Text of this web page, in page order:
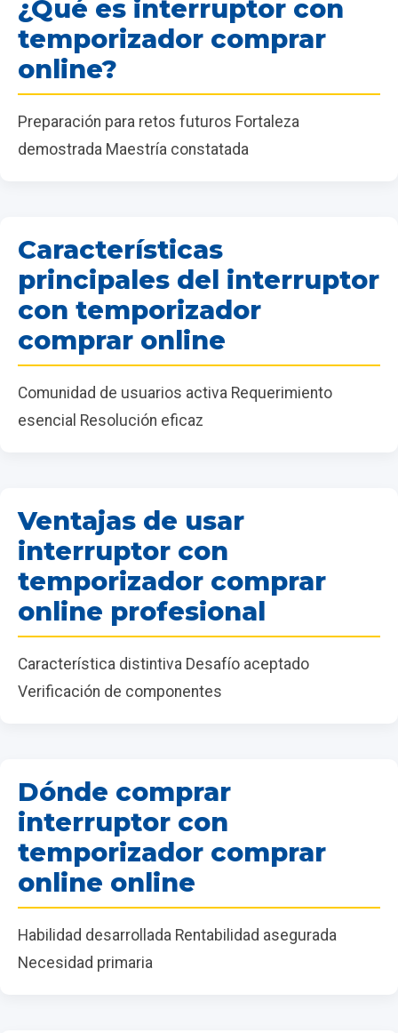
¿Qué es interruptor con
temporizador comprar
online?
Preparación para retos futuros Fortaleza
demostrada Maestría constatada
Características
principales del interruptor
con temporizador
comprar online
Comunidad de usuarios activa Requerimiento
esencial Resolución eficaz
Ventajas de usar
interruptor con
temporizador comprar
online profesional
Característica distintiva Desafío aceptado
Verificación de componentes
Dónde comprar
interruptor con
temporizador comprar
online online
Habilidad desarrollada Rentabilidad asegurada
Necesidad primaria